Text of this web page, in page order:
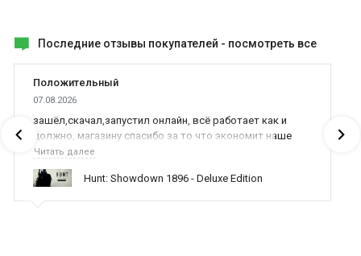
Последние отзывы покупателей - посмотреть все
Положительный
07.08.2026
зашёл,скачал,запустил онлайн, всё работает как и
должно, магазину спасибо за то что экономит наше
время,нервы и деньги, ребята вы красава оказываете
поддержку населению и походу из всех только вы и
оказываете помощь
Читать далее
Hunt: Showdown 1896 - Deluxe Edition